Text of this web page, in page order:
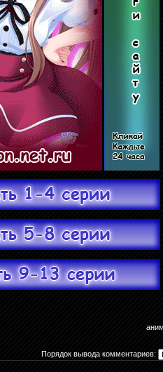
Порядок вывода комментариев: